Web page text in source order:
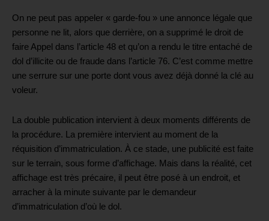
On ne peut pas appeler « garde-fou » une annonce légale que
personne ne lit, alors que derrière, on a supprimé le droit de
faire Appel dans l’article 48 et qu’on a rendu le titre entaché de
dol d’illicite ou de fraude dans l’article 76. C’est comme mettre
une serrure sur une porte dont vous avez déjà donné la clé au
voleur.
La double publication intervient à deux moments différents de
la procédure.
La première intervient au moment de la
réquisition d’immatriculation. À ce stade, une publicité est faite
sur le terrain, sous forme d’affichage. Mais dans la réalité, cet
affichage est très précaire, il peut être posé à un endroit, et
arracher à la minute suivante par le demandeur
d’immatriculation d’où le dol.